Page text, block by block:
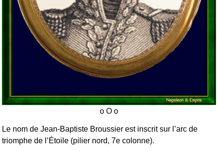
Le nom de Jean-Baptiste Broussier est inscrit sur l’arc de
triomphe de l’Étoile (pilier nord, 7e colonne).